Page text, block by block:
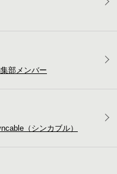
集部メンバー
（シンカブル）